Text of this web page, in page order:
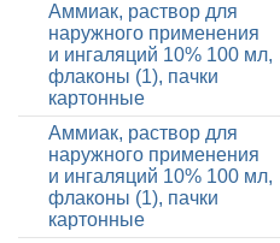
Аммиак, раствор для
наружного применения
и ингаляций 10% 100 мл,
флаконы (1), пачки
картонные
Аммиак, раствор для
наружного применения
и ингаляций 10% 100 мл,
флаконы (1), пачки
картонные